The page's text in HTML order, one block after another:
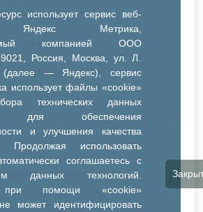
использует сервис веб-
Яндекс Метрика,
компанией ООО
Россия, Москва, ул. Л.
(далее — Яндекс), сервис
использует файлы «cookie»
технических данных
для обеспечения
и улучшения качества
Продолжая использовать
соглашаетесь с
данных технологий.
при помощи «cookie»
может идентифицировать
ДК Синтез
ДК Речник
ДК Водник
Иное
все фильтры